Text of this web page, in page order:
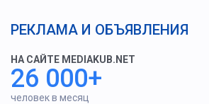
РЕКЛАМА И ОБЪЯВЛЕНИЯ
НА САЙТЕ MEDIAKUB.NET
26 000+
человек в месяц